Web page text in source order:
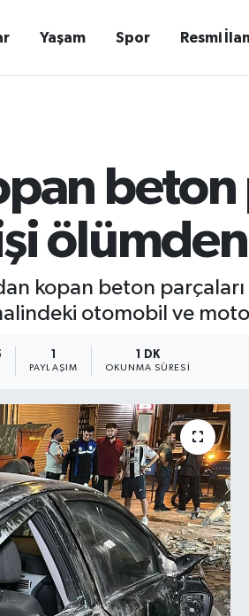
Yaşam Spor Resmi
beton
kopan beton
otomobil ve
PAYLAŞIM
1 DK
OKUNMA SÜRESI